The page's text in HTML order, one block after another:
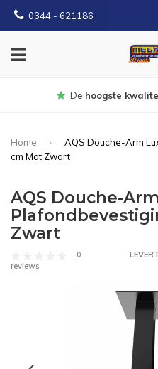
0344 - 621186
Gratis
Home
AQS Douche-Arm
cm Mat Zwart
AQS Douche-
Zwart
0
reviews